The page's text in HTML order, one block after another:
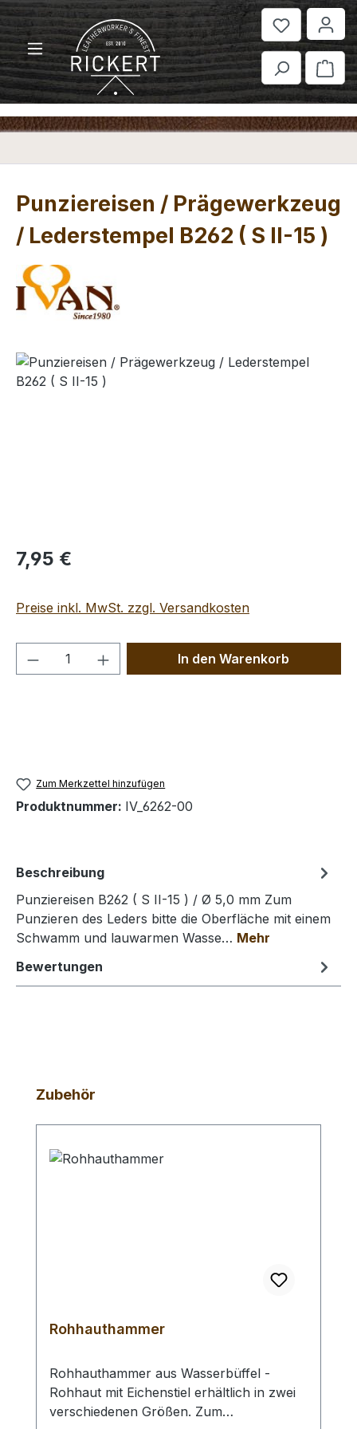
Zum Hauptinhalt springen
Punziereisen / Prägewerkzeug
/ Lederstempel B262 ( S II-15 )
Bildergalerie überspringen
Regulärer Preis:
7,95 €
Preise inkl. MwSt. zzgl. Versandkosten
Produkt Anzahl: Gib denIn den Warenkorb
Zum Merkzettel hinzufügen
Produktnummer: IV_6262-00
Beschreibung
Punziereisen B262 ( S II-15 ) / Ø 5,0 mm Zum
Punzieren des Leders bitte die Oberfläche mit einem
Schwamm und lauwarmen Wasse… Mehr
Bewertungen
Produktgalerie überspringen
Zubehör
Rohhauthammer
Rohhauthammer aus Wasserbüffel -
Rohhaut mit Eichenstiel erhältlich in zwei
verschiedenen Größen. Zum